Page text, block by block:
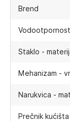
Brend
Vodootpornost
Staklo -
Mehanizam -
Narukvica -
Prečnik kućišta